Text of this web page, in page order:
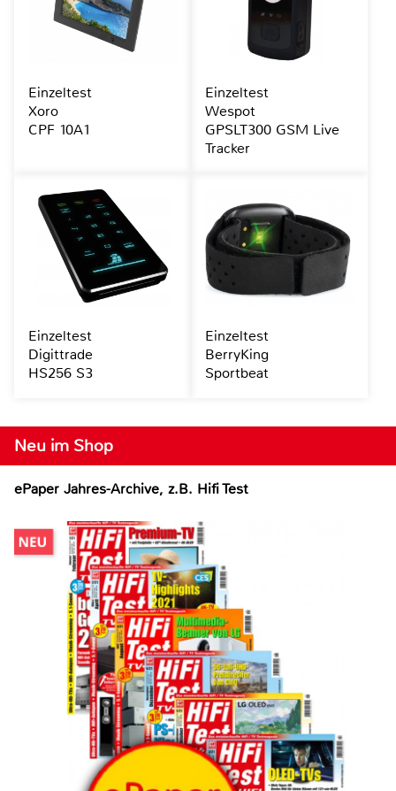
Neu im Shop
ePaper Jahres-Archive, z.B. Hifi Test
Einzeltest
Xoro
CPF 10A1
Einzeltest
Wespot
GPSLT300 GSM Live
Tracker
Einzeltest
Digittrade
HS256 S3
Einzeltest
BerryKing
Sportbeat